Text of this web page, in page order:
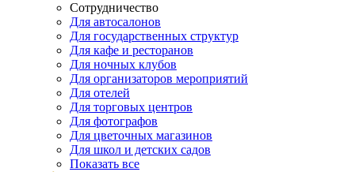
Сотрудничество
Для автосалонов
Для государственных структур
Для кафе и ресторанов
Для ночных клубов
Для организаторов мероприятий
Для отелей
Для торговых центров
Для фотографов
Для цветочных магазинов
Для школ и детских садов
Показать все